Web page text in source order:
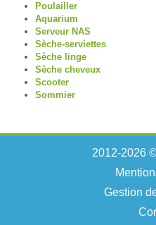
Poulailler
Aquarium
Serveur NAS
Sèche-serviettes
Sèche linge
Sèche cheveux
Scooter
Sommier
2012-2026
Gestion